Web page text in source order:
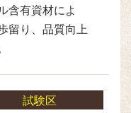
含有資材によ
留り、品質向上
試験区